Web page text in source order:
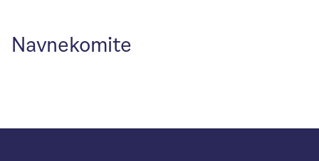
Navnekomite